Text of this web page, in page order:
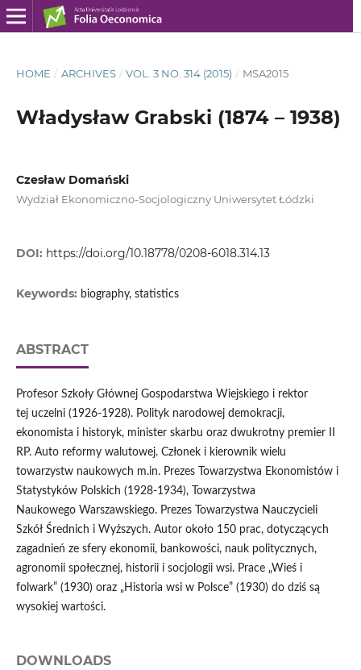
HOME / ARCHIVES / VOL. 3 NO. 314 (2015) / MSA2015
Władysław Grabski (1874 – 1938)
Czesław Domański
Wydział Ekonomiczno-Socjologiczny Uniwersytet Łódzki
DOI: https://doi.org/10.18778/0208-6018.314.13
Keywords: biography, statistics
ABSTRACT
Profesor Szkoły Głównej Gospodarstwa Wiejskiego i rektor
tej uczelni (1926-1928). Polityk narodowej demokracji,
ekonomista i historyk, minister skarbu oraz dwukrotny premier II
RP. Auto reformy walutowej. Członek i kierownik wielu
towarzystw naukowych m.in. Prezes Towarzystwa Ekonomistów i
Statystyków Polskich (1928-1934), Towarzystwa
Naukowego Warszawskiego. Prezes Towarzystwa Nauczycieli
Szkół Średnich i Wyższych. Autor około 150 prac, dotyczących
zagadnień ze sfery ekonomii, bankowości, nauk politycznych,
agronomii społecznej, historii i socjologii wsi. Prace „Wieś i
folwark” (1930) oraz „Historia wsi w Polsce” (1930) do dziś są
wysokiej wartości.
DOWNLOADS